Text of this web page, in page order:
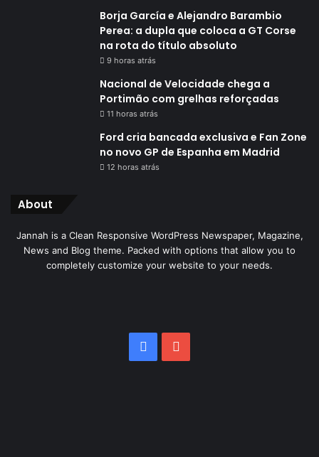
Borja García e Alejandro Barambio
Perea: a dupla que coloca a GT Corse
na rota do título absoluto
9 horas atrás
Nacional de Velocidade chega a
Portimão com grelhas reforçadas
11 horas atrás
Ford cria bancada exclusiva e Fan Zone
no novo GP de Espanha em Madrid
12 horas atrás
About
Jannah is a Clean Responsive WordPress Newspaper, Magazine,
News and Blog theme. Packed with options that allow you to
completely customize your website to your needs.
Facebook